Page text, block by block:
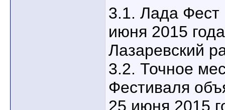
3.1. Лада Фест
июня 2015
Лазаревский
3.2. Точное
Фестиваля
25 июня 2015